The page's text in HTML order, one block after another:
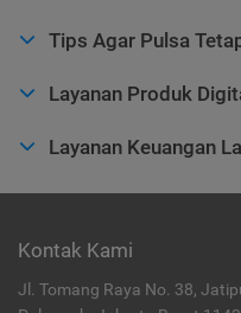
Tips Agar Pulsa
Layanan Produk
Layanan Keuangan
Kontak Kami
Jl. Tomang Raya No. 38,